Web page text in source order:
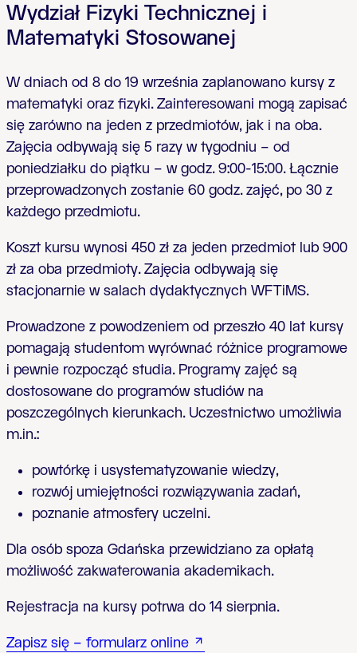
Wydział Fizyki Technicznej i
Matematyki Stosowanej
W dniach od 8 do 19 września zaplanowano kursy z
matematyki oraz fizyki. Zainteresowani mogą zapisać
się zarówno na jeden z przedmiotów, jak i na oba.
Zajęcia odbywają się 5 razy w tygodniu – od
poniedziałku do piątku – w godz. 9:00-15:00. Łącznie
przeprowadzonych zostanie 60 godz. zajęć, po 30 z
każdego przedmiotu.
Koszt kursu wynosi 450 zł za jeden przedmiot lub 900
zł za oba przedmioty. Zajęcia odbywają się
stacjonarnie w salach dydaktycznych WFTiMS.
Prowadzone z powodzeniem od przeszło 40 lat kursy
pomagają studentom wyrównać różnice programowe
i pewnie rozpocząć studia. Programy zajęć są
dostosowane do programów studiów na
poszczególnych kierunkach. Uczestnictwo umożliwia
m.in.:
powtórkę i usystematyzowanie wiedzy,
rozwój umiejętności rozwiązywania zadań,
poznanie atmosfery uczelni.
Dla osób spoza Gdańska przewidziano za opłatą
możliwość zakwaterowania akademikach­.
Rejestracja na kursy potrwa do 14 sierpnia.
Zapisz się – formularz online